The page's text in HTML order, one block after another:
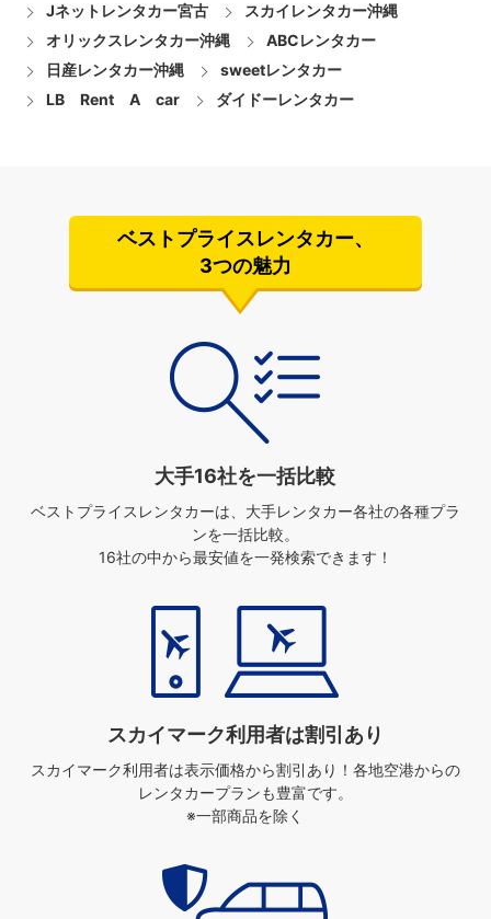
Jネットレンタカー宮古
スカイレンタカー沖縄
オリックスレンタカー沖縄
ABCレンタカー
日産レンタカー沖縄
sweetレンタカー
LB Rent A car
ダイドーレンタカー
ベストプライスレンタカー、
3つの魅力
大手16社を一括比較
ベストプライスレンタカーは、 大手レンタカー各社の各種プラ
ンを一括比較。
16社の中から最安値を一発検索できます！
スカイマーク利用者は割引あり
スカイマーク利用者は表示価格から割引あり！ 各地空港からの
レンタカープランも豊富です。
※一部商品を除く